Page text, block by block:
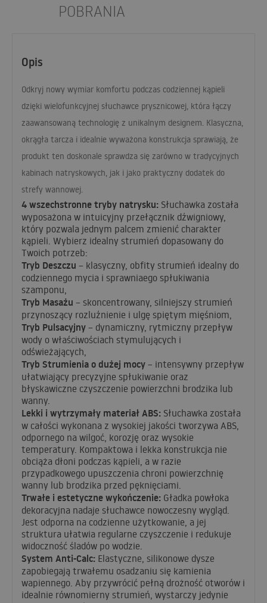
POBRANIA
Opis
Odkryj nowy wymiar komfortu podczas codziennej kąpieli
dzięki wielofunkcyjnej słuchawce prysznicowej, która łączy
zaawansowaną technologię z unikalnym designem. Klasyczna,
okrągła tarcza i idealnie wyważona konstrukcja sprawiają, że
produkt ten doskonale sprawdza się zarówno w tradycyjnych
kabinach natryskowych, jak i jako praktyczny dodatek do
strefy wannowej.
4 wszechstronne tryby natrysku: Słuchawka została
wyposażona w intuicyjny przełącznik dźwigniowy,
który pozwala jednym palcem zmienić charakter
kąpieli. Wybierz idealny strumień dopasowany do
Twoich potrzeb:
Tryb Deszczu – klasyczny, obfity strumień idealny do
codziennego mycia i sprawniaego spłukiwania
szamponu,
Tryb Masażu – skoncentrowany, silniejszy strumień
przynoszący rozluźnienie i ulgę spiętym mięśniom,
Tryb Pulsacyjny – dynamiczny, rytmiczny przepływ
wody o właściwościach stymulujących i
odświeżających,
Tryb Strumienia o dużej mocy – intensywny przepływ
ułatwiający precyzyjne spłukiwanie oraz
błyskawiczne czyszczenie powierzchni brodzika lub
wanny.
Lekki i wytrzymały materiałABS: Słuchawka została
w całości wykonana z wysokiej jakości tworzywa ABS
odpornego na wilgoć, korozję oraz wysokie
temperatury. Kompaktowa i lekka konstrukcja nie
obciąża dłoni podczas kąpieli, a w razie
przypadkowego upuszczenia chroni powierzchnię
wanny lub brodzika przed pęknięciami.
Trwałe i estetyczne wykończenie: Gładka powłoka
dekoracyjna nadaje słuchawce nowoczesny wygląd.
Jest odporna na codzienne użytkowanie, a jej
struktura ułatwia regularne czyszczenie i redukuje
widoczność śladów po wodzie.
System Anti-Calc: Elastyczne, silikonowe dysze
zapobiegają trwałemu osadzaniu się kamienia
wapiennego. Aby przywrócić pełną drożność otworów i
idealnie równomierny strumień, wystarczy jedynie